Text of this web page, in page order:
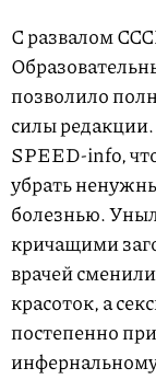
С развалом
позволило
силы
SPEED-info,
убрать
болезнью.
кричащими
врачей
красоток, а
постепенно